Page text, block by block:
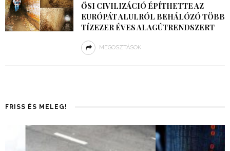
ŐSI CIVILIZÁCIÓ ÉPÍTHETTE AZ
EURÓPÁT ALULRÓL BEHÁLÓZÓ TÖBB
TÍZEZER ÉVES ALAGÚTRENDSZERT
MEGOSZTÁSOK
FRISS ÉS MELEG!